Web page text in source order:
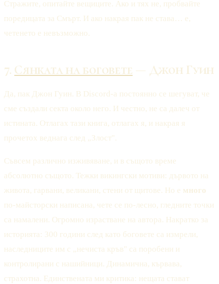
Стражите, опитайте вещиците. Ако и тях не, пробвайте
поредицата за Смърт. И ако накрая пак не става… е,
четенето е невъзможно.
7. Сянката на боговете — Джон Гуин
Да, пак Джон Гуин. В Discord-а постоянно се шегуват, че
сме създали секта около него. И честно, не са далеч от
истината. Отлагах тази книга, отлагах я, и накрая я
прочетох веднага след „Злост".
Съвсем различно изживяване, и в същото време
абсолютно същото. Тежки викингски мотиви: дървото на
живота, гарвани, великани, стени от щитове. Но е много
по-майсторски написана, чете се по-лесно, гледните точки
са намалени. Огромно израстване на автора. Накратко за
историята: 300 години след като боговете са измрели,
наследниците им с „нечиста кръв" са поробени и
контролирани с нашийници. Динамична, кървава,
страхотна. Единствената ми критика: нещата стават